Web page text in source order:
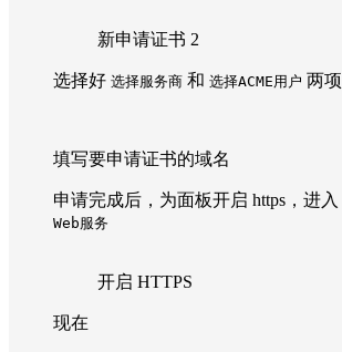
新申请证书 2
选择好 选择服务商 和 选择ACME用户 两项
填写要申请证书的域名
申请完成后，为面板开启 https，进入
Web服务
开启 HTTPS
现在